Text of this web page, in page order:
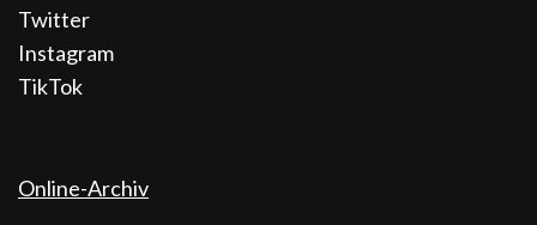
Twitter
Instagram
TikTok
Online-Archiv